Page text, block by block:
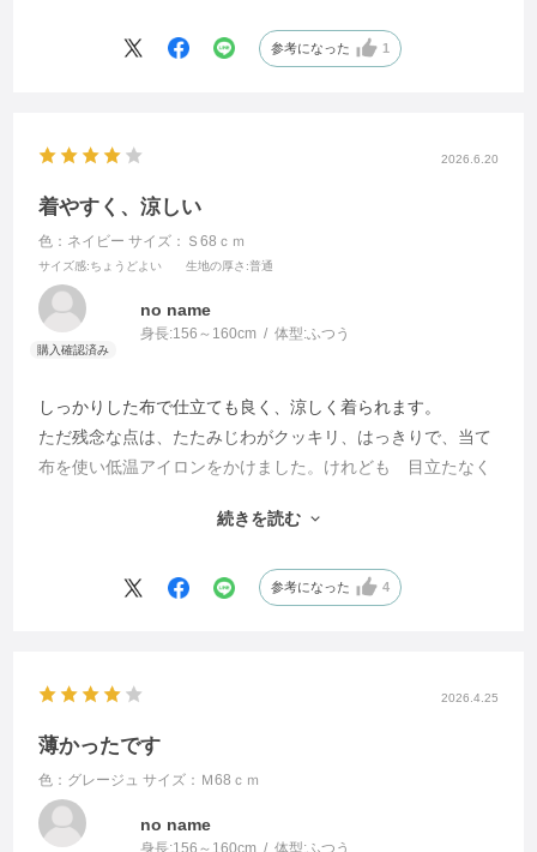
気に入ったものが通年購入できるのも
参考になった 1
2026.6.20
着やすく、涼しい
色：ネイビー サイズ：Ｓ68ｃｍ
サイズ感:ちょうどよい 生地の厚さ :普通
no name
身長:156～160cm 体型:ふつう
しっかりした布で仕立ても良く、涼しく着られます。
ただ残念な点は、たたみじわがクッキリ、はっきりで、当て
布を使い低温アイロンをかけました。けれども 目立たなく
材を折り曲げ部分に挟むなどすれば、ある程度防ぐことは、
にも、検討されたら、いかがでしょうか。
続きを読む
参考になった 4
2026.4.25
薄かったです
色：グレージュ サイズ：Ｍ68ｃｍ
no name
身長:156～160cm 体型:ふつう